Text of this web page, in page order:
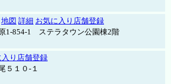
地図 詳細 お気に入り店舗登録
1-854-1 ステラタウン公園棟2階
入り店舗登録
５１０-１